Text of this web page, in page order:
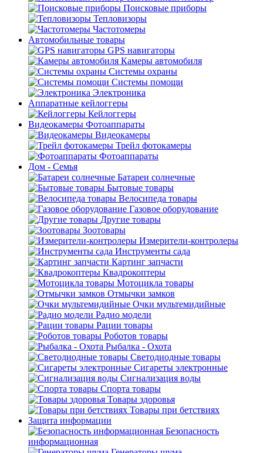
Поисковые приборы
Тепловизоры
Частотомеры
Автомобильные товары
GPS навигаторы
Камеры автомобиля
Системы охраны
Системы помощи
Электроника
Аппаратные кейлоггеры
Кейлоггеры
Видеокамеры Фотоаппараты
Видеокамеры
Трейл фотокамеры
Фотоаппараты
Дом - Семья
Батареи солнечные
Бытовые товары
Велосипеда товары
Газовое оборудование
Другие товары
Зоотовары
Измерители-контролеры
Инструменты сада
Картинг запчасти
Квадрокоптеры
Мотоцикла товары
Отмычки замков
Очки мультемидийные
Радио модели
Рации товары
Роботов товары
Рыбалка - Охота
Светодиодные товары
Сигареты электронные
Сигнализация воды
Спорта товары
Товары здоровья
Товары при бетствиях
Защита информации
Безопасность
информационная